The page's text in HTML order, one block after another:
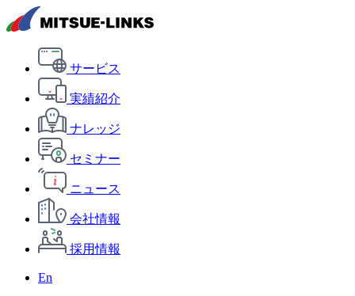
サービス
実績紹介
ナレッジ
セミナー
ニュース
会社情報
採用情報
En